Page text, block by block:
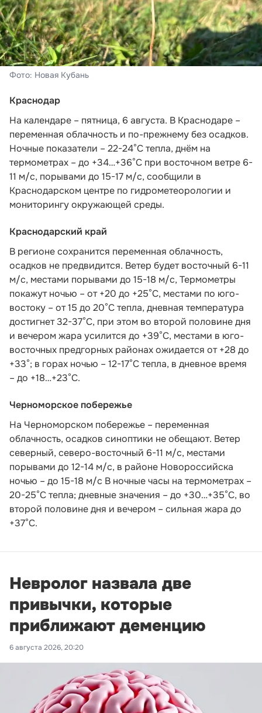
Фото: Новая Кубань
Краснодар
На календаре – пятница, 6 августа. В Краснодаре –
переменная облачность и по-прежнему без осадков.
Ночные показатели – 22-24°С тепла, днём на
термометрах – до +34…+36°С при восточном ветре 6-
11 м/с, порывами до 15-17 м/с, сообщили в
Краснодарском центре по гидрометеорологии и
мониторингу окружающей среды.
Краснодарский край
В регионе сохранится переменная облачность,
осадков не предвидится. Ветер будет восточный 6-11
м/с, местами порывами до 15-18 м/с, Термометры
покажут ночью – от +20 до +25°С, местами по юго-
востоку – от 15 до 20°С тепла, дневная температура
достигнет 32-37°С, при этом во второй половине дня
и вечером жара усилится до +39°С, местами в юго-
восточных предгорных районах ожидается от +28 до
+33°; в горах ночью – 12-17°С тепла, в дневное время
– до +18…+23°С.
Черноморское побережье
На Черноморском побережье – переменная
облачность, осадков синоптики не обещают. Ветер
северный, северо-восточный 6-11 м/с, местами
порывами до 12-14 м/с, в районе Новороссийска
ночью – до 15-18 м/с В ночные часы на термометрах –
20-25°С тепла; дневные значения – до +30…+35°С, во
второй половине дня и вечером – сильная жара до
+37°С.
Невролог назвала две
привычки, которые
приближают деменцию
6 августа 2026, 20:20